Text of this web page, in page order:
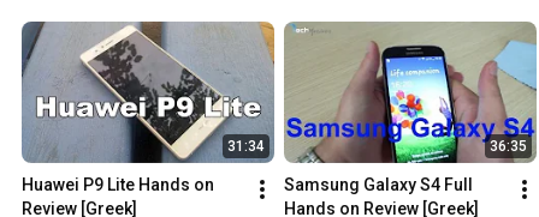
31:34
Huawei P9 Lite Hands on
Review [Greek]
36:35
Samsung Galaxy S4 Full
Hands on Review [Greek]